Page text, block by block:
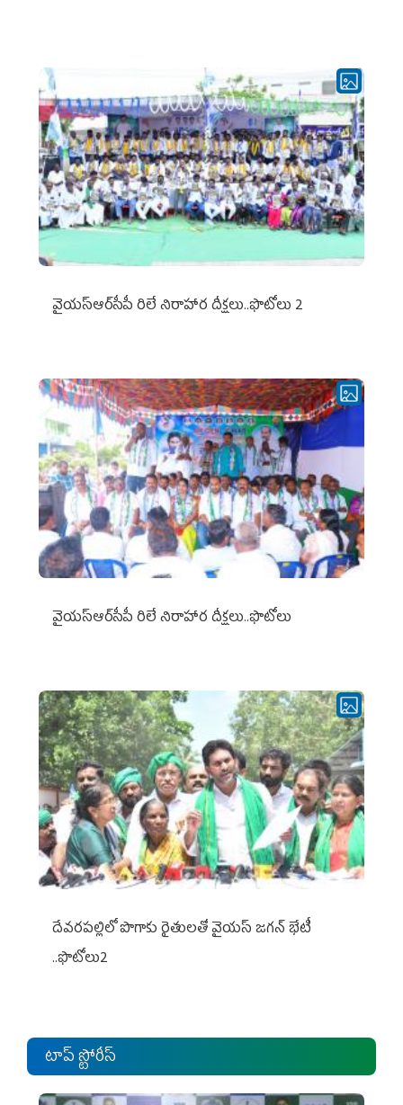
వైయ‌స్ఆర్‌సీపీ రిలే నిరాహార దీక్షలు..ఫొటోలు 2
వైయ‌స్ఆర్‌సీపీ రిలే నిరాహార దీక్షలు..ఫొటోలు
దేవరపల్లిలో పొగాకు రైతులతో వైయస్ జగన్ భేటీ
..ఫొటోలు2
టాప్ స్టోరీస్